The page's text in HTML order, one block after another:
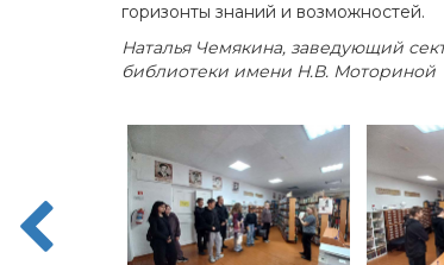
горизонты знаний и возможностей.
НатальяЧемякина, заведующий
библиотеки имени Н.В. Моториной